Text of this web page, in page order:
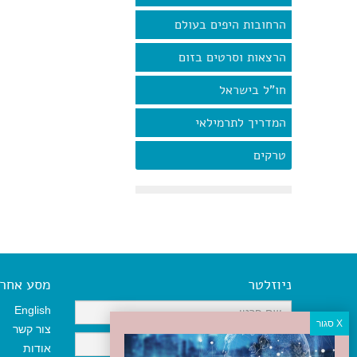
הרחובות היפים בעולם
הרצאות וסרטים בזום
חו"ל בישראל
המדריך לתרמילאי
טרקים
ניוזלטר מסע אחר
English
צור קשר
אודות